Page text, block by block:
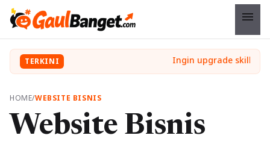
menu
TERKINI
HOME/WEBSITE BISNIS
Website Bisnis